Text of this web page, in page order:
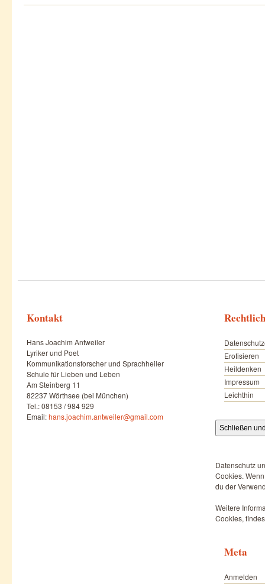
Kontakt
Hans Joachim Antweiler
Lyriker und Poet
Kommunikationsforscher und Sprachheiler
Schule für Lieben und Leben
Am Steinberg 11
82237 Wörthsee (bei München)
Tel.: 08153 / 984 929
Email:hans.joachim.antweiler@gmail.com
Erotisieren
Heildenken
Impressum
Leichthin
Datenschutz
Cookies.
du der
Weitere
Cookies,
Meta
Anmelden